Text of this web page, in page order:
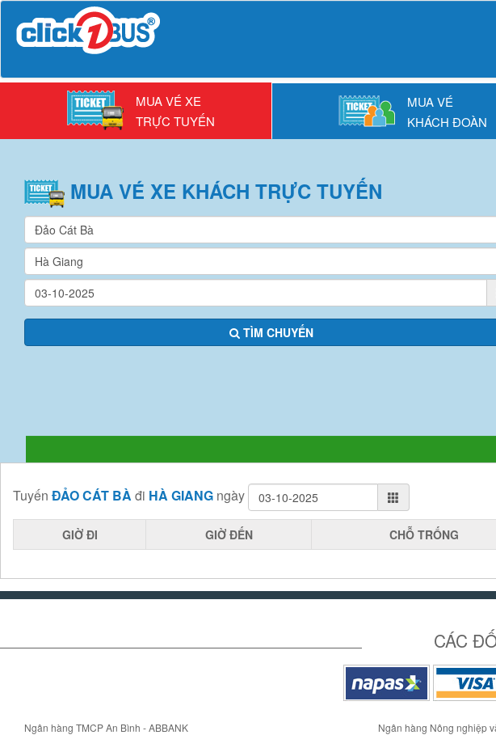
MUA VÉ XE
TRỰC TUYẾN
MUA VÉ
KHÁCH ĐOÀN
MUA VÉ XE KHÁCH TRỰC TUYẾN
TÌM CHUYẾN
Tuyến ĐẢO CÁT BÀ đi HÀ GIANG ngày
GIỜ ĐI GIỜ ĐẾN CHỖ TRỐNG
CÁC
Ngân hàng TMCP An Bình - ABBANK Ngân hàng Nông nghiệp